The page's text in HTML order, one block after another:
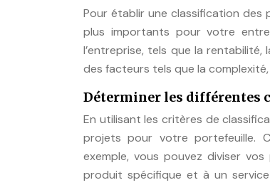
Pour établir une classification des
plus importants pour votre
l’entreprise, tels que la
des facteurs tels que la
Déterminer les différentes
En utilisant les critères de
projets pour votre portefeuille.
exemple, vous pouvez diviser
produit spécifique et à un